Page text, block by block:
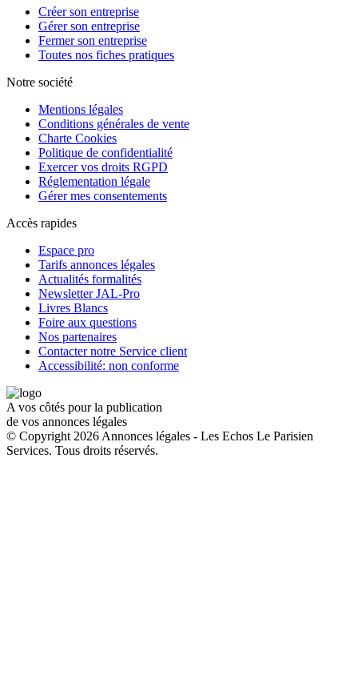
Créer son entreprise
Gérer son entreprise
Fermer son entreprise
Toutes nos fiches pratiques
Notre société
Mentions légales
Conditions générales de vente
Charte Cookies
Politique de confidentialité
Exercer vos droits RGPD
Réglementation légale
Gérer mes consentements
Accès rapides
Espace pro
Tarifs annonces légales
Actualités formalités
Newsletter JAL-Pro
Livres Blancs
Foire aux questions
Nos partenaires
Contacter notre Service client
Accessibilité: non conforme
A vos côtés pour la publication
de vos annonces légales
© Copyright 2026 Annonces légales - Les Echos Le Parisien
Services. Tous droits réservés.